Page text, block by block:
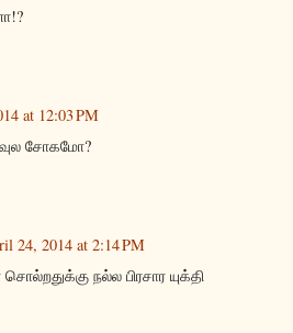
at 12:03 PM
சோகமோ?
24, 2014 at 2:14 PM
நல்ல பிரசார யுக்தி